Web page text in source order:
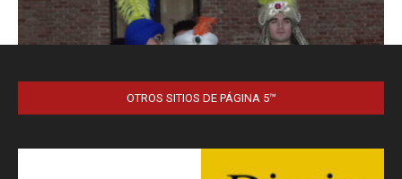
OTROS SITIOS DE PÁGINA 5™